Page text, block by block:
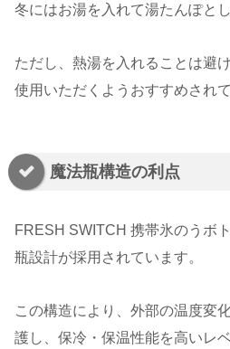
冬にはお湯を入れて湯たんぽと
ただし、熱湯を入れることは避
使用いただくようおすすめされて
魔法瓶構造の利点
FRESH SWITCH 携帯氷のうボ
瓶設計が採用されています。
この構造により、外部の温度変
護し、保冷・保温性能を高いレ